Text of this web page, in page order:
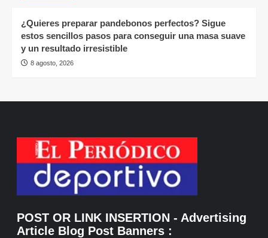
¿Quieres preparar pandebonos perfectos? Sigue
estos sencillos pasos para conseguir una masa suave
y un resultado irresistible
8 agosto, 2026
POST OR LINK INSERTION - Advertising
Article Blog Post Banners :